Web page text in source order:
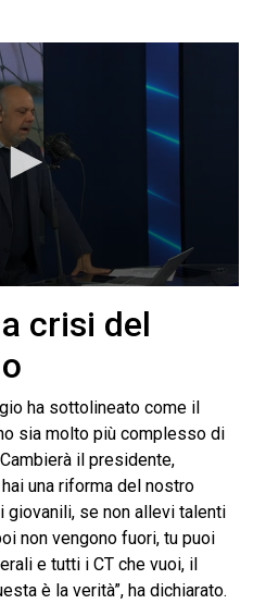
crisi del
ha sottolineato come il
sia molto più complesso di
il presidente,
una riforma del nostro
giovanili, se non allevi talenti
non vengono fuori, tu puoi
e tutti i CT che vuoi, il
è la verità”, ha dichiarato.